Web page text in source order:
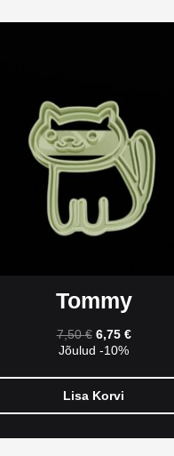
Tommy
7,50€ 6,75 €
Jõulud -10%
Lisa Korvi